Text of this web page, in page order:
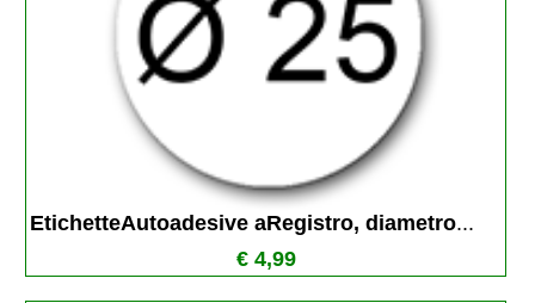
EtichetteAutoadesive aRegistro, diametro...
€ 4,99